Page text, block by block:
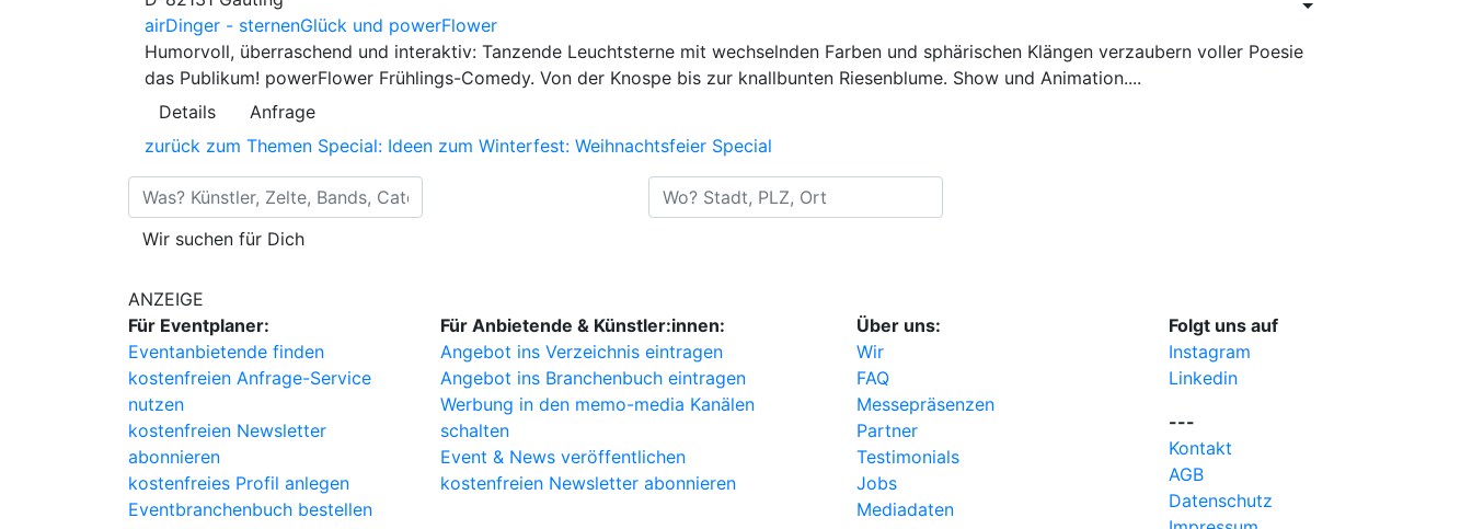
airDinger - sternenGlück und powerFlower
Humorvoll, überraschend und interaktiv: Tanzende Leuchtsterne mit wechselnden Farben und sphärischen Klängen verzaubern voller Poesie
das Publikum! powerFlower Frühlings-Comedy. Von der Knospe bis zur knallbunten Riesenblume. Show und Animation....
Details
Anfrage
zurück zum Themen Special: Ideen zum Winterfest: Weihnachtsfeier Special
Künstler, Zelte, Bands, Catering, ...
Wo? Stadt, PLZ, Ort
Wir suchen für Dich
ANZEIGE
Für Eventplaner:
Eventanbietende finden
kostenfreien Anfrage-Service
nutzen
kostenfreien Newsletter
abonnieren
kostenfreies Profil anlegen
Eventbranchenbuch bestellen
Für Anbietende & Künstler:innen:
Angebot ins Verzeichnis eintragen
Angebot ins Branchenbuch eintragen
Werbung in den memo-media Kanälen
schalten
Event & News veröffentlichen
kostenfreien Newsletter abonnieren
Über uns:
Wir
FAQ
Messepräsenzen
Partner
Testimonials
Jobs
Mediadaten
Folgt uns auf
Instagram
Linkedin
---
Kontakt
AGB
Datenschutz